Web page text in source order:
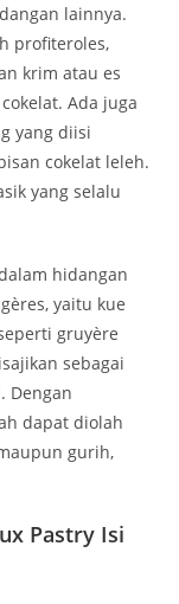
lainnya.
profiteroles,
krim atau es
Ada juga
yang diisi
cokelat leleh.
yang selalu
hidangan
yaitu kue
gruyère
sebagai
Dengan
dapat diolah
gurih,
Pastry Isi